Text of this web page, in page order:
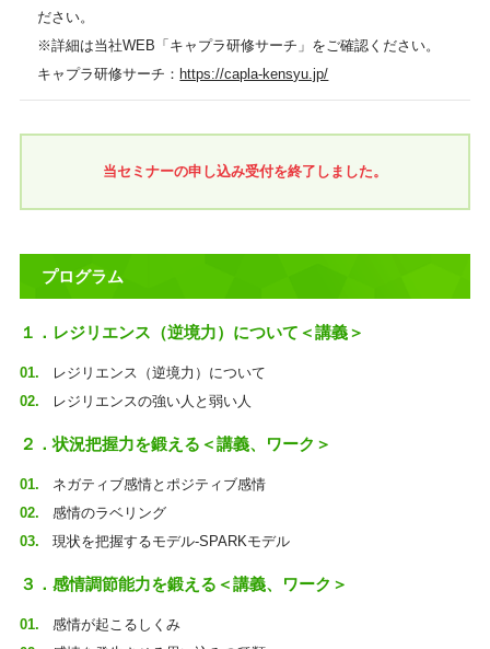
ださい。
※詳細は当社WEB「キャプラ研修サーチ」をご確認ください。
キャプラ研修サーチ： https://capla-kensyu.jp/
当セミナーの申し込み受付を終了しました。
プログラム
１．レジリエンス（逆境力）について＜講義＞
レジリエンス（逆境力）について
レジリエンスの強い人と弱い人
２．状況把握力を鍛える＜講義、ワーク＞
ネガティブ感情とポジティブ感情
感情のラベリング
現状を把握するモデル-SPARKモデル
３．感情調節能力を鍛える＜講義、ワーク＞
感情が起こるしくみ